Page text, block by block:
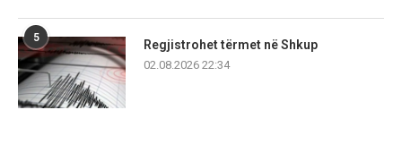
5
Regjistrohet tërmet në Shkup
02.08.2026 22:34